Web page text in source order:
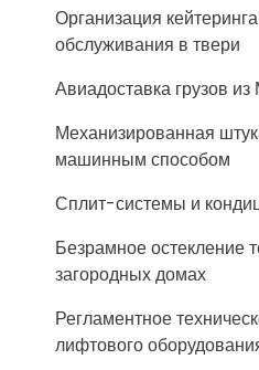
Организация
обслуживания в твери
Авиадоставка грузов
Механизированная
машинным способом
Сплит-системы и
Безрамное остекление
загородных домах
Регламентное
лифтового